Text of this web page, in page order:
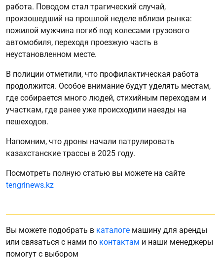
работа. Поводом стал трагический случай,
произошедший на прошлой неделе вблизи рынка:
пожилой мужчина погиб под колесами грузового
автомобиля, переходя проезжую часть в
неустановленном месте.
В полиции отметили, что профилактическая работа
продолжится. Особое внимание будут уделять местам,
где собирается много людей, стихийным переходам и
участкам, где ранее уже происходили наезды на
пешеходов.
Напомним, что дроны начали патрулировать
казахстанские трассы в 2025 году.
Посмотреть полную статью вы можете на сайте
tengrinews.kz
Вы можете подобрать в каталоге машину для аренды
или связаться с нами по контактам и наши менеджеры
помогут с выбором